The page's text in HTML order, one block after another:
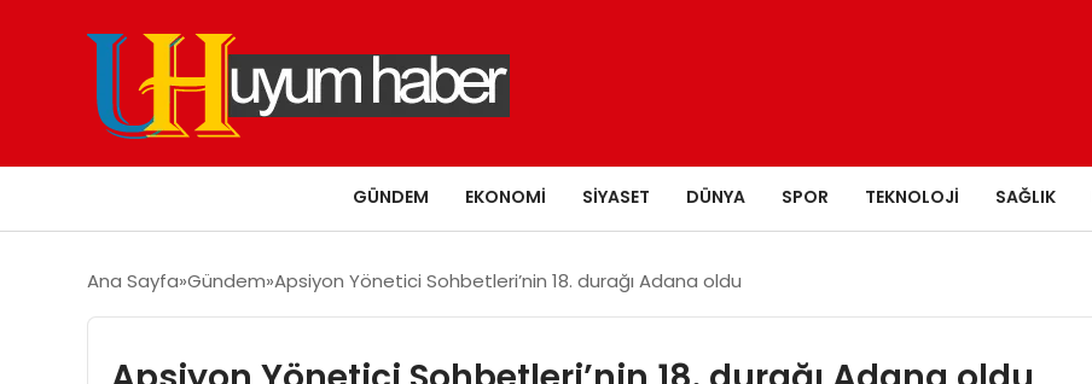
GÜNDEM EKONOMI SIYASET DÜNYA SPOR TEKNOLOJI SAĞLIK
Ana Sayfa Gündem Apsiyon Yönetici Sohbetleri’nin 18. durağı Adana oldu